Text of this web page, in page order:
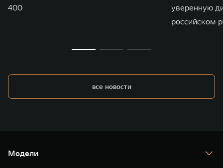
400
уверенную
российском
все новости
Модели